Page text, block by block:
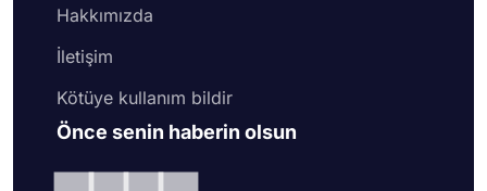
Hakkımızda
İletişim
Kötüye kullanım bildir
Önce senin haberin olsun